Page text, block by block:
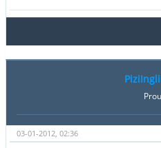
03-01-2012, 02:36